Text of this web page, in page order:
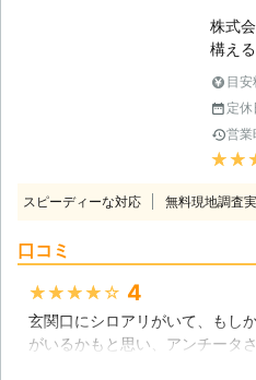
だき
は、
の1つ
の薬
こと
アリ
ロ・
その
株式
構え
市を
市な
りま
お客
者と
籍！
る薬
です。 そのため、お客様の住
被害
目安
定休
営業
スピーディーな対応 無料現地調査
口コミ
★★★★★ 4
玄関口にシロアリがいて、もし
がいるかもと思い、アンチータ
た。調査にきてもらい、玄関口